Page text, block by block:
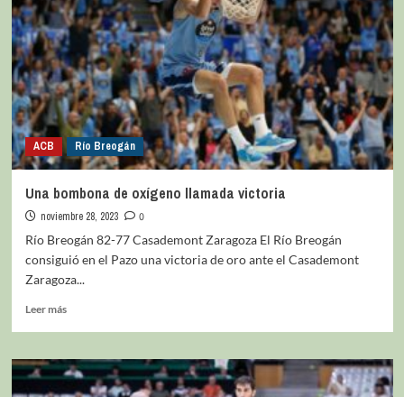
ACB Río Breogán
Una bombona de oxígeno llamada victoria
noviembre 28, 2023
0
Río Breogán 82-77 Casademont Zaragoza El Río Breogán
consiguió en el Pazo una victoria de oro ante el Casademont
Zaragoza...
Leer más